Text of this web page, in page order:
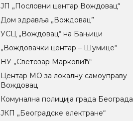
ЈП „Пословни центар Вождовац“
Дом здравља „Вождовац”
УСЦ „Вождовац“ на Бањици
„Вождовачки центар – Шумице“
НУ „Светозар Марковић“
Центар МO за локалну самоуправу
Вождовац
Комунална полиција града Београда
ЈКП „Београдске електране“